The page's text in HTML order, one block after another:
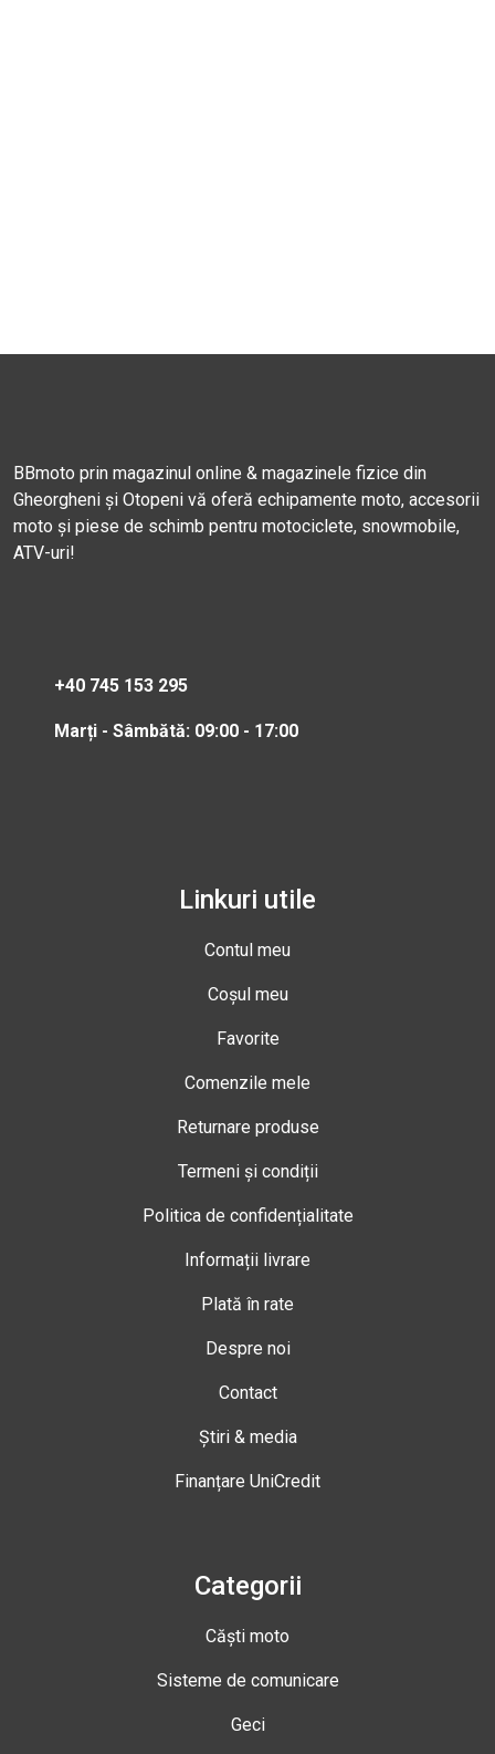
BBmoto prin magazinul online & magazinele fizice din
Gheorgheni și Otopeni vă oferă echipamente moto, accesorii
moto și piese de schimb pentru motociclete, snowmobile,
ATV-uri!
+40 745 153 295
Marți - Sâmbătă: 09:00 - 17:00
Linkuri utile
Contul meu
Coșul meu
Favorite
Comenzile mele
Returnare produse
Termeni și condiții
Politica de confidențialitate
Informații livrare
Plată în rate
Despre noi
Contact
Știri & media
Finanțare UniCredit
Categorii
Căști moto
Sisteme de comunicare
Geci